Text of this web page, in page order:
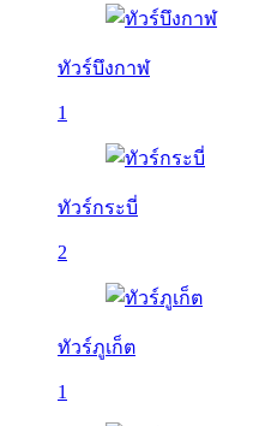
ทัวร์บึงกาฬ
1
ทัวร์กระบี่
2
ทัวร์ภูเก็ต
1